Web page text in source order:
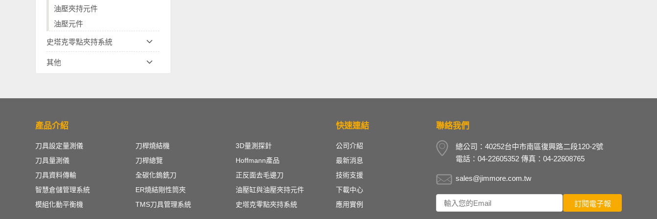
油壓夾持元件
油壓元件
史塔克零點夾持系統
其他
產品介紹
刀具設定量測儀
刀具量測儀
刀具資料傳輸
智慧倉儲管理系統
模組化動平衡機
刀桿燒結機
刀桿總覽
全碳化鎢銑刀
ER燒結剛性筒夾
TMS刀具管理系統
3D量測探針
Hoffmann產品
正反面去毛邊刀
油壓缸與油壓夾持元件
史塔克零點夾持系統
快速連結
公司介紹
最新消息
技術支援
下載中心
應用實例
聯絡我們
總公司：40252台中市南區復興路二段120-2號
電話：04-22605352 傳真：04-22608765
sales@jimmore.com.tw